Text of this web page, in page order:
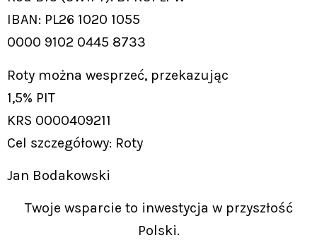
IBAN: PL26 1020 1055
0000 9102 0445 8733
Roty można wesprzeć, przekazując
1,5% PIT
KRS 0000409211
Cel szczegółowy: Roty
Jan Bodakowski
Twoje wsparcie to inwestycja w przyszłość
Polski.